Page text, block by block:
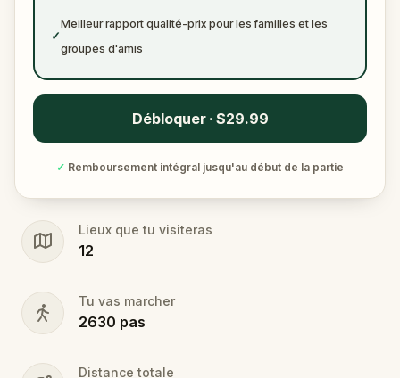
✓
Meilleur rapport qualité-prix pour les familles et les
groupes d'amis
Débloquer · $29.99
✓ Remboursement intégral jusqu'au début de la partie
Lieux que tu visiteras
12
Tu vas marcher
2630 pas
Distance totale